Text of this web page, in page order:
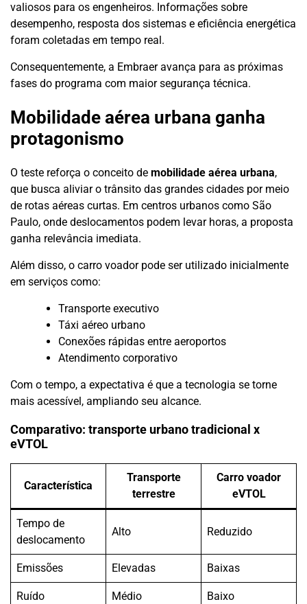
valiosos para os engenheiros. Informações sobre
desempenho, resposta dos sistemas e eficiência energética
foram coletadas em tempo real.
Consequentemente, a Embraer avança para as próximas
fases do programa com maior segurança técnica.
Mobilidade aérea urbana ganha
protagonismo
O teste reforça o conceito de mobilidade aérea urbana,
que busca aliviar o trânsito das grandes cidades por meio
de rotas aéreas curtas. Em centros urbanos como São
Paulo, onde deslocamentos podem levar horas, a proposta
ganha relevância imediata.
Além disso, o carro voador pode ser utilizado inicialmente
em serviços como:
Transporte executivo
Táxi aéreo urbano
Conexões rápidas entre aeroportos
Atendimento corporativo
Com o tempo, a expectativa é que a tecnologia se torne
mais acessível, ampliando seu alcance.
Comparativo: transporte urbano tradicional x
eVTOL
Característica
Transporte
terrestre
Carro voador
eVTOL
Tempo de
deslocamento
Alto Reduzido
Emissões Elevadas Baixas
Ruído Médio Baixo